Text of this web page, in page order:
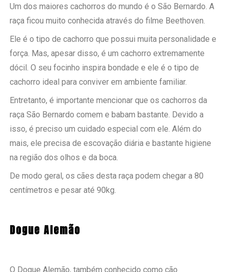
Um dos maiores cachorros do mundo é o São Bernardo. A
raça ficou muito conhecida através do filme Beethoven.
Ele é o tipo de cachorro que possui muita personalidade e
força. Mas, apesar disso, é um cachorro extremamente
dócil. O seu focinho inspira bondade e ele é o tipo de
cachorro ideal para conviver em ambiente familiar.
Entretanto, é importante mencionar que os cachorros da
raça São Bernardo comem e babam bastante. Devido a
isso, é preciso um cuidado especial com ele. Além do
mais, ele precisa de escovação diária e bastante higiene
na região dos olhos e da boca.
De modo geral, os cães desta raça podem chegar a 80
centímetros e pesar até 90kg.
Dogue Alemão
O Dogue Alemão, também conhecido como cão